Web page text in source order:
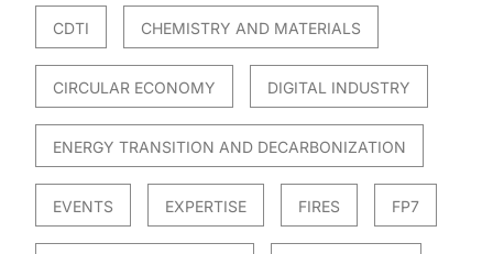
CDTI CHEMISTRY AND MATERIALS
CIRCULAR ECONOMY DIGITAL INDUSTRY
ENERGY TRANSITION AND DECARBONIZATION
EVENTS EXPERTISE FIRES FP7